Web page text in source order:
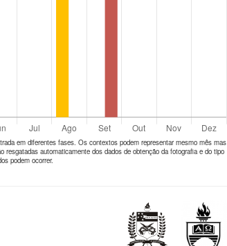
em diferentes fases. Os contextos podem representar mesmo mês mas
automaticamente dos dados de obtenção da fotografia e do tipo
podem ocorrer.